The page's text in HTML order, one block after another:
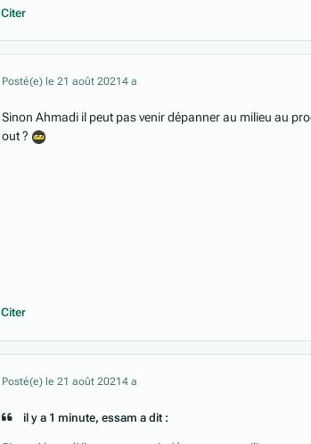
Citer
Posté(e) le 21 août 2021 4 a
Sinon Ahmadi il peut pas venir dépanner au milieu au
out ?
Citer
Posté(e) le 21 août 20214 a
il y a 1 minute, essam a dit :